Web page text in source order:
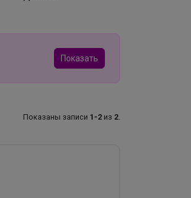
Показать
Показаны записи 1-2 из 2